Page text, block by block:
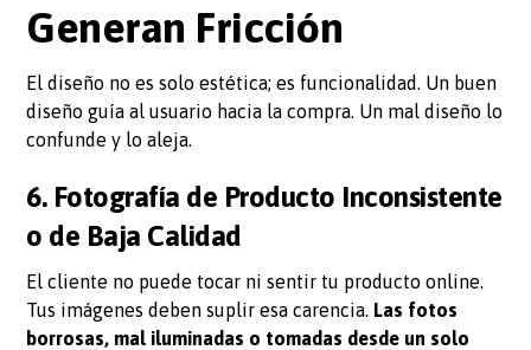
Generan Fricción
El diseño no es solo estética; es funcionalidad. Un buen
diseño guía al usuario hacia la compra. Un mal diseño lo
confunde y lo aleja.
6. Fotografía de Producto Inconsistente
o de Baja Calidad
El cliente no puede tocar ni sentir tu producto online.
Tus imágenes deben suplir esa carencia. Las fotos
borrosas, mal iluminadas o tomadas desde un solo